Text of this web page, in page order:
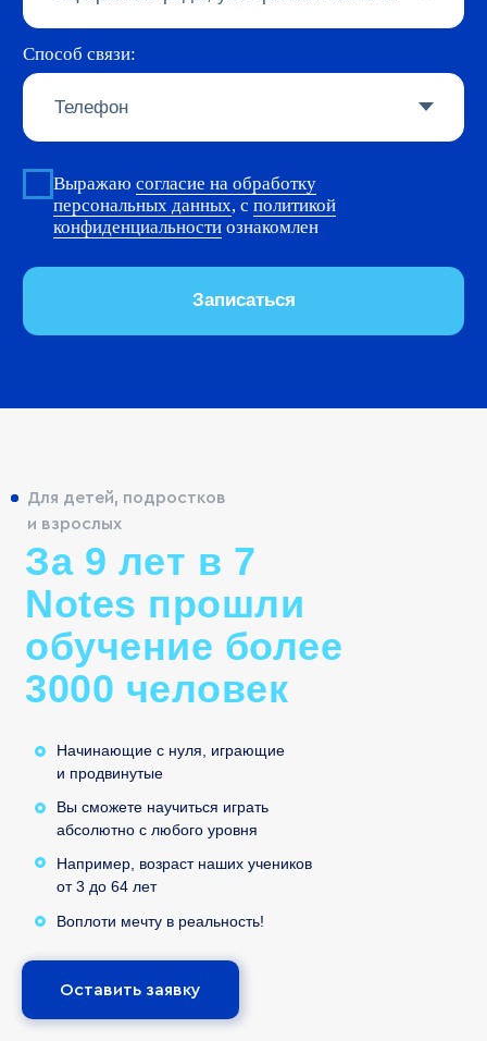
Для детей, подростков
и взрослых
За 9 лет в 7
Notes прошли
обучение более
3000 человек
Начинающие с нуля, играющие
и продвинутые
Вы сможете научиться играть
абсолютно с любого уровня
Например, возраст наших учеников
от 3 до 64 лет
Воплоти мечту в реальность!
Оставить заявку
+7
Способ связи:
конфиденциальности